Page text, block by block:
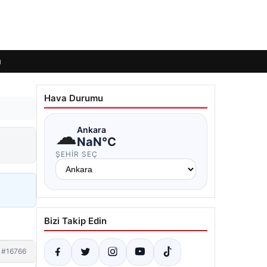
#16766
Hava Durumu
☁Ankara
NaN°C
ŞEHIR SEÇ
Bizi Takip Edin